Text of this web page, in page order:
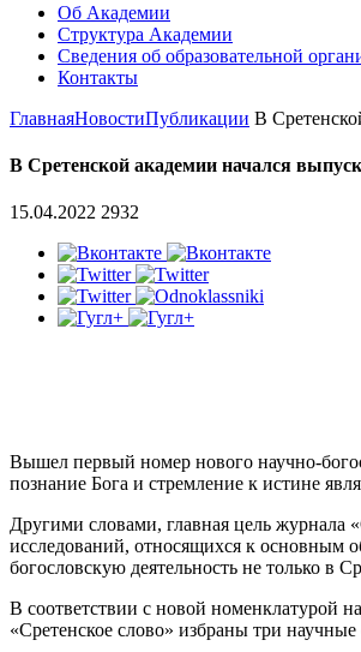
Об Академии
Структура Академии
Сведения об образовательной
Контакты
ГлавнаяНовостиПубликации В
В Сретенской академии начался
15.04.2022 2932
Вышел первый номер нового научно-
познание Бога и стремление к истине
Другими словами, главная цель журнала
исследований, относящихся к основным
богословскую деятельность не только в
В соответствии с новой номенклатурой
«Сретенское слово» избраны три